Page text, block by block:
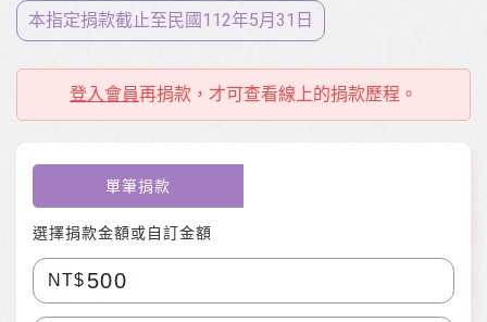
本指定捐款截止至⺠國112年5月31日
登入會員再捐款，才可查看線上的捐款歷程。
單筆捐款
選擇捐款金額或自訂金額
NT$ 500